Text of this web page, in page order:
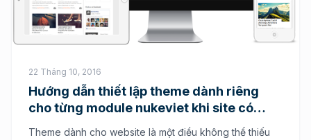
22 Tháng 10, 2016
Hướng dẫn thiết lập theme dành riêng
cho từng module nukeviet khi site có
Theme dành cho website là một điều không thể thiếu